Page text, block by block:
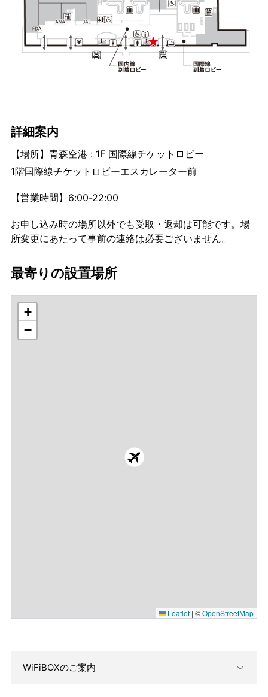
詳細案内
【場所】青森空港 : 1F 国際線チケットロビー
1階国際線チケットロビーエスカレーター前
【営業時間】6:00-22:00
お申し込み時の場所以外でも受取・返却は可能です。場
所変更にあたって事前の連絡は必要ございません。
最寄りの設置場所
+
−
Leaflet | ©OpenStreetMap
WiFiBOXのご案内